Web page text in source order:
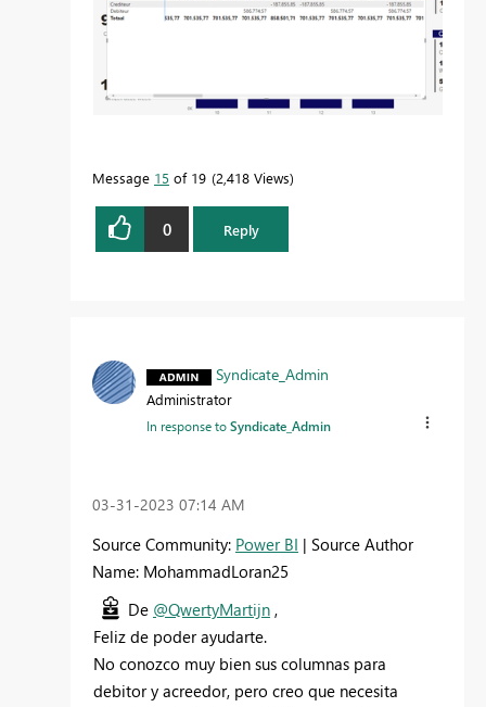
Message 15 of 19 2,418 Views
0 Reply
Syndicate_Admin
Administrator
In response toSyndicate_Admin
‎03-31-2023 07:14 AM
Source Community: Power BI | Source Author
Name: MohammadLoran25
De @QwertyMartijn ,
Feliz de poder ayudarte.
No conozco muy bien sus columnas para
debitor y acreedor, pero creo que necesita